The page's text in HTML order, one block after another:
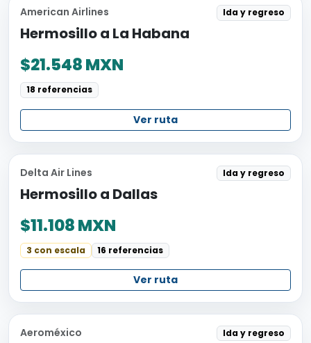
American Airlines
Hermosillo a La Habana
Ida y regreso
$21.548 MXN
18 referencias
Ver ruta
Delta Air Lines
Hermosillo a Dallas
Ida y regreso
$11.108 MXN
3 con escala 16 referencias
Ver ruta
Aeroméxico Ida y regreso